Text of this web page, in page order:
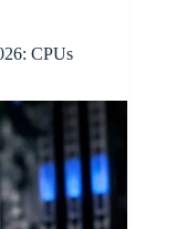
CPUs